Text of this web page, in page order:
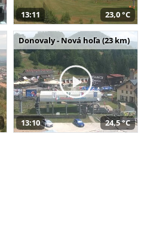
13:11 23,0 °C
Donovaly - Nová hoľa (23 km)
13:10 24,5 °C